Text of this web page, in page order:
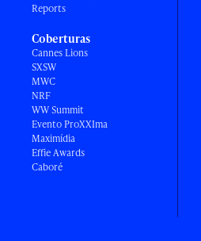
Reports
Coberturas
Cannes Lions
SXSW
MWC
NRF
WW Summit
Evento ProXXIma
Maximídia
Effie Awards
Caboré